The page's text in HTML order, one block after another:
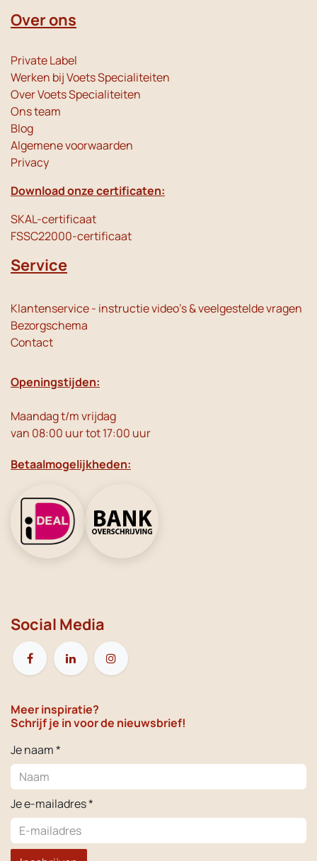
Over ons
Private Label
Werken bij Voets Specialiteiten
Over Voets Specialiteiten
Ons team
Blog
Algemene voorwaarden
Privacy
Download onze certificaten:
SKAL-certificaat
FSSC22000-certificaat
Service
Klantenservice - instructie video's & veelgestelde vragen
Bezorgschema
Contact
Openingstijden:
Maandag t/m vrijdag
van 08:00 uur tot 17:00 uur
Betaalmogelijkheden:
Social Media
Meer inspiratie?
Schrijf je in voor de nieuwsbrief!
Je naam *
Je e-mailadres *